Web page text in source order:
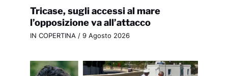
Tricase, sugli accessi al mare
l’opposizione va all’attacco
IN COPERTINA / 9 Agosto 2026